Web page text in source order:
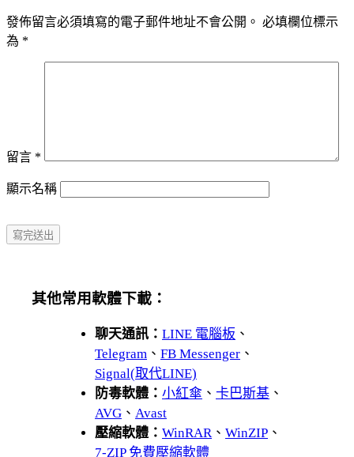
發佈留言必須填寫的電子郵件地址不會公開。 必填欄位標示
為 *
留言 *
顯示名稱
其他常用軟體下載：
聊天通訊： LINE 電腦板 、
Telegram 、 FB Messenger 、
Signal(取代LINE)
防毒軟體： 小紅傘 、 卡巴斯基 、
AVG 、 Avast
壓縮軟體： WinRAR、 WinZIP 、
7-ZIP 免費壓縮軟體